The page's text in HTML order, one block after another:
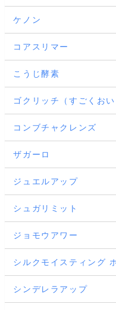
ケノン
コアスリマー
こうじ酵素
ゴクリッチ（すごくお
コンブチャクレンズ
ザガーロ
ジュエルアップ
シュガリミット
ジョモウアワー
シルクモイスティング
シンデレラアップ